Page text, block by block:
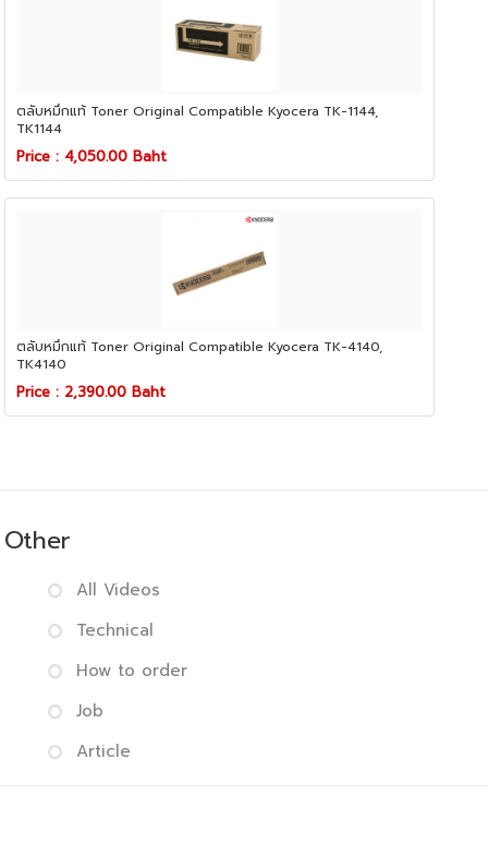
ตลับหมึกแท้ Toner Original Compatible Kyocera TK-1144,
TK1144
Price : 4,050.00 Baht
ตลับหมึกแท้ Toner Original Compatible Kyocera TK-4140,
TK4140
Price : 2,390.00 Baht
Other
All Videos
Technical
How to order
Job
Article